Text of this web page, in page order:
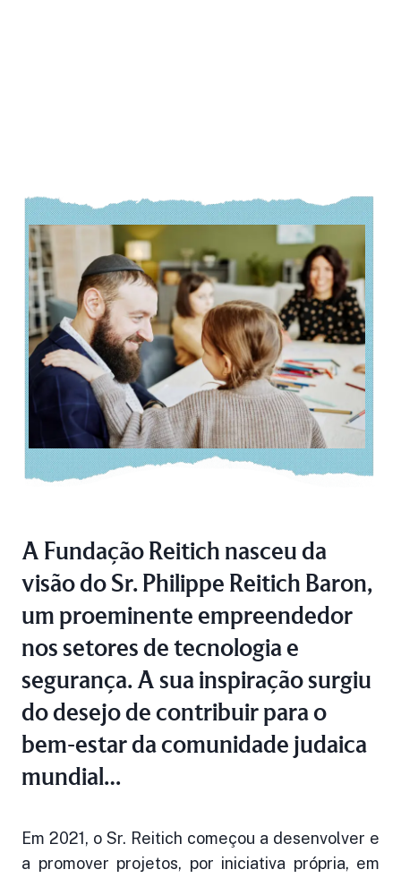
A Fundação Reitich nasceu da
visão do Sr. Philippe Reitich Baron,
um proeminente empreendedor
nos setores de tecnologia e
segurança. A sua inspiração surgiu
do desejo de contribuir para o
bem-estar da comunidade judaica
mundial…
Em 2021, o Sr. Reitich começou a desenvolver e
a promover projetos, por iniciativa própria, em